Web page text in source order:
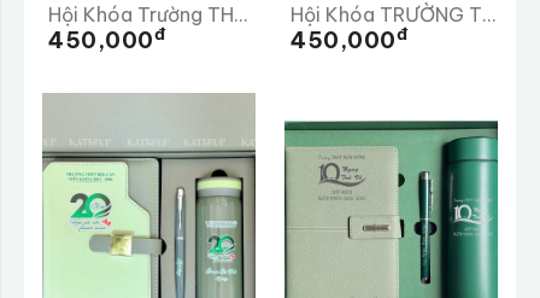
Hội Khóa Trường THPT Bình MInh
450,000Đ
Hội Khóa TRƯỜNG THPT CƯ JÚT
450,000Đ